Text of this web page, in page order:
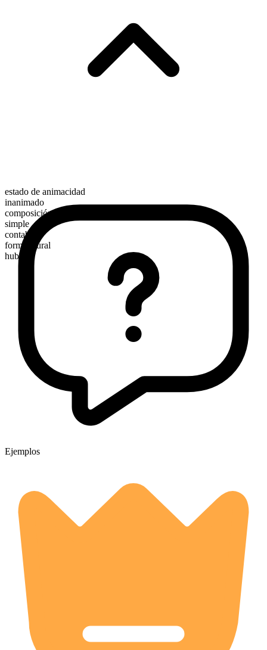
estado de animacidad
inanimado
composición morfológica
simple
contable
forma plural
hubs
Ejemplos